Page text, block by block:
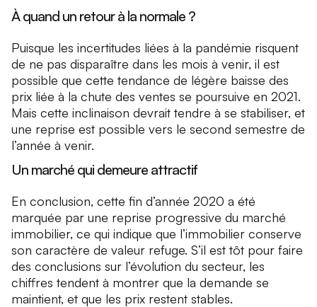
À quand un retour à la normale ?
Puisque les incertitudes liées à la pandémie risquent
de ne pas disparaître dans les mois à venir, il est
possible que cette tendance de légère baisse des
prix liée à la chute des ventes se poursuive en 2021.
Mais cette inclinaison devrait tendre à se stabiliser, et
une reprise est possible vers le second semestre de
l’année à venir.
Un marché qui demeure attractif
En conclusion, cette fin d’année 2020 a été
marquée par une reprise progressive du marché
immobilier, ce qui indique que l’immobilier conserve
son caractère de valeur refuge. S’il est tôt pour faire
des conclusions sur l’évolution du secteur, les
chiffres tendent à montrer que la demande se
maintient, et que les prix restent stables.